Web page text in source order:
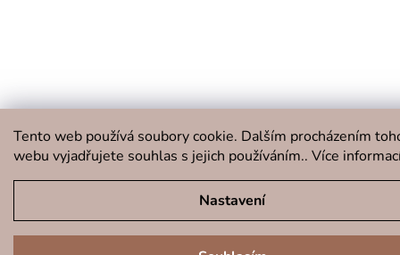
Tento web používá soubory cookie. Dalším procházením
webu vyjadřujete souhlas s jejich používáním.. Více
Nastavení